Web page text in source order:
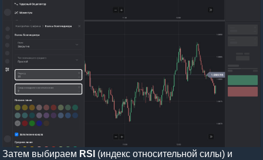
Затем выбираем RSI (индекс относительной силы) и